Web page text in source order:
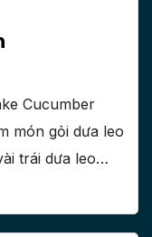
Cucumber
món gỏi dưa leo
trái dưa leo…